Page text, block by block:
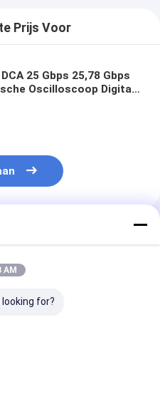
Prijs Voor
25 Gbps 25,78 Gbps
Oscilloscoop Digitale
AM
for?